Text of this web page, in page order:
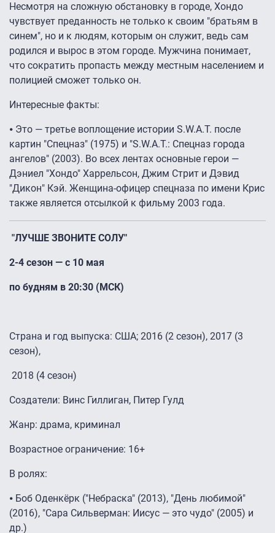
Несмотря на сложную обстановку в городе, Хондо
чувствует преданность не только к своим "братьям в
синем", но и к людям, которым он служит, ведь сам
родился и вырос в этом городе. Мужчина понимает,
что сократить пропасть между местным населением и
полицией сможет только он.
Интересные факты:
⦁ Это — третье воплощение истории S.W.A.T. после
картин "Спецназ" (1975) и "S.W.A.T.: Спецназ города
ангелов" (2003). Во всех лентах основные герои —
Дэниел "Хондо" Харрельсон, Джим Стрит и Дэвид
"Дикон" Кэй. Женщина-офицер спецназа по имени Крис
также является отсылкой к фильму 2003 года.
"ЛУЧШЕ ЗВОНИТЕ СОЛУ"
2-4 сезон — с 10 мая
по будням в 20:30 (МСК)
Страна и год выпуска: США; 2016 (2 сезон), 2017 (3
сезон),
2018 (4 сезон)
Создатели: Винс Гиллиган, Питер Гулд
Жанр: драма, криминал
Возрастное ограничение: 16+
В ролях:
⦁ Боб Оденкёрк ("Небраска" (2013), "День любимой"
(2016), "Сара Сильверман: Иисус — это чудо" (2005) и
др.)